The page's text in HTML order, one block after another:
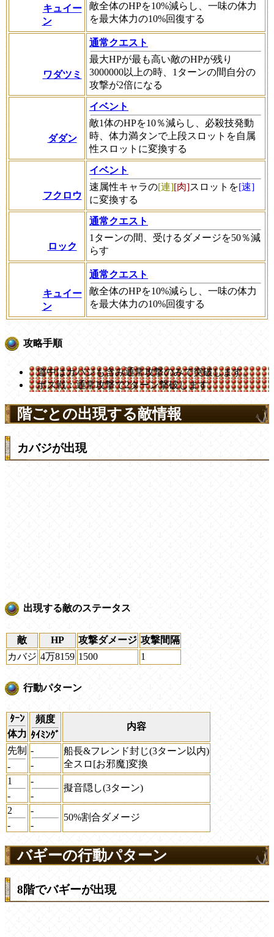
キュイー
ン
敵全体のHPを10%減らし、一味の体力
を最大体力の10%回復する
ワダツミ
通常クエスト
最大HPが最も高い敵のHPが残り
3000000以上の時、1ターンの間自分の
攻撃が2倍になる
ダダン
イベント
敵1体のHPを10％減らし、必殺技発動
時、体力満タンで上段スロットを自属
性スロットに変換する
フクロウ
イベント
速属性キャラの[連][肉]スロットを[速]
に変換する
ロック
通常クエスト
1ターンの間、受けるダメージを50％減
らす
キュイー
ン
通常クエスト
敵全体のHPを10%減らし、一味の体力
を最大体力の10%回復する
攻略手順
道中はカバジも含み通常攻撃のみで突破します。
ボス戦：通常攻撃で2ターン撃破します。
階ごとの出現する敵情報
カバジが出現
出現する敵のステータス
敵 HP 攻撃ダメージ 攻撃間隔
カバジ 4万8159 1500 1
行動パターン
ﾀｰﾝ
体力
頻度
ﾀｲﾐﾝｸﾞ
内容
先制
-
-
-
船長&フレンド封じ(3ターン以内)
全スロ[お邪魔]変換
1
-
-
-
擬音隠し(3ターン)
2
-
-
-
50%割合ダメージ
バギーの行動パターン
8階でバギーが出現